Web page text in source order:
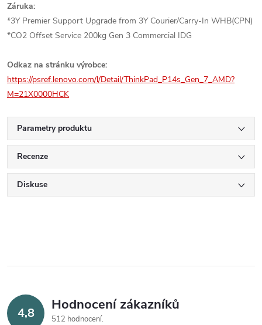
Záruka:
*3Y Premier Support Upgrade from 3Y Courier/Carry-In WHB(CPN)
*CO2 Offset Service 200kg Gen 3 Commercial IDG
Odkaz na stránku výrobce:
https://psref.lenovo.com/l/Detail/ThinkPad_P14s_Gen_7_AMD?
M=21X0000HCK
Parametry produktu
Recenze
Diskuse
4,8 Hodnocení zákazníků
512 hodnocení